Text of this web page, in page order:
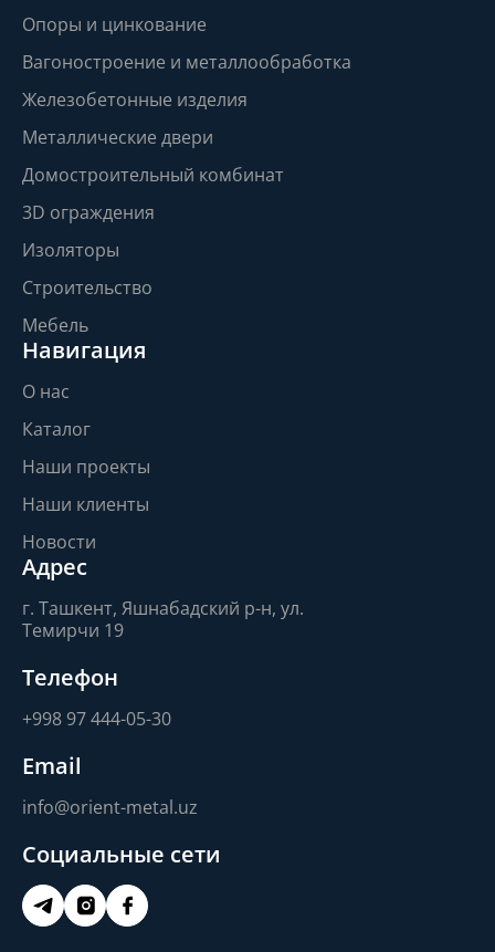
Опоры и цинкование
Вагоностроение и металлообработка
Железобетонные изделия
Металлические двери
Домостроительный комбинат
3D ограждения
Изоляторы
Строительство
Мебель
Навигация
О нас
Каталог
Наши проекты
Наши клиенты
Новости
Адрес
г. Ташкент, Яшнабадский р-н, ул.
Темирчи 19
Телефон
+998 97 444-05-30
Email
info@orient-metal.uz
Социальные сети